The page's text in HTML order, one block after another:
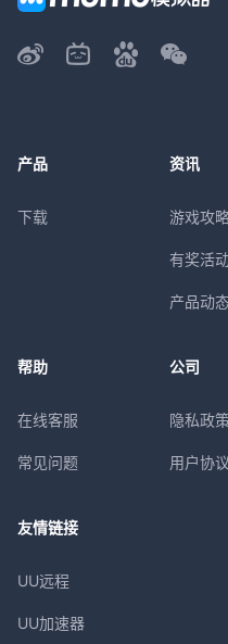
产品
下载
资讯
游戏攻
有奖活
产品动
帮助
在线客服
常见问题
公司
隐私政策
用户协议
友情链接
UU远程
UU加速器